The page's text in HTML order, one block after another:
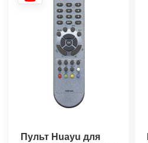
Пульт Huayu для